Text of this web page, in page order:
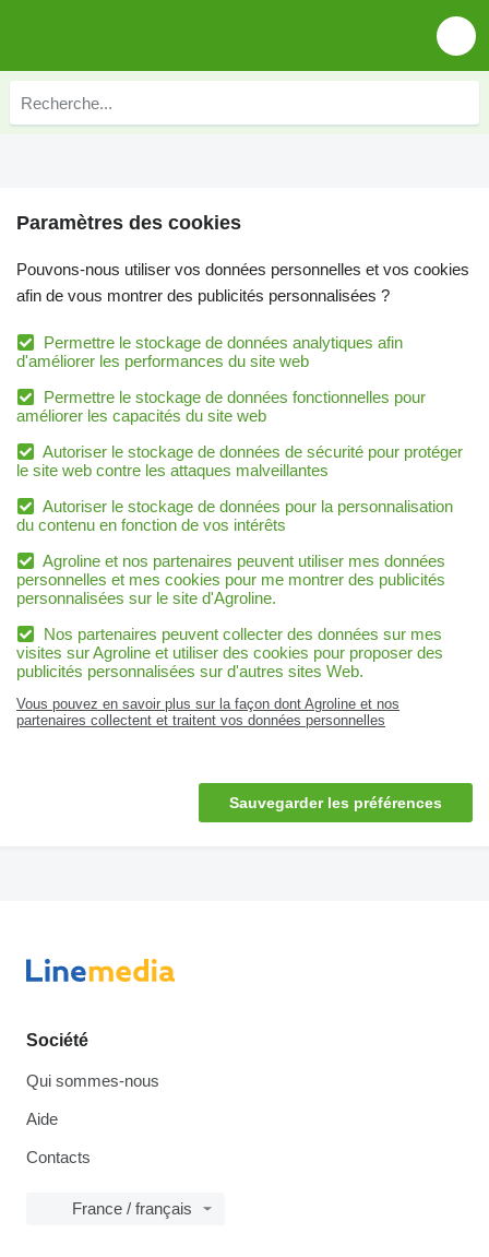
Paramètres des cookies
Pouvons-nous utiliser vos données personnelles et vos cookies
afin de vous montrer des publicités personnalisées ?
Permettre le stockage de données analytiques afin
d'améliorer les performances du site web
Permettre le stockage de données fonctionnelles pour
améliorer les capacités du site web
Autoriser le stockage de données de sécurité pour protéger
le site web contre les attaques malveillantes
Autoriser le stockage de données pour la personnalisation
du contenu en fonction de vos intérêts
Agroline et nos partenaires peuvent utiliser mes données
personnelles et mes cookies pour me montrer des publicités
personnalisées sur le site d'Agroline.
Nos partenaires peuvent collecter des données sur mes
visites sur Agroline et utiliser des cookies pour proposer des
publicités personnalisées sur d'autres sites Web.
Vous pouvez en savoir plus sur la façon dont Agroline et nos
partenaires collectent et traitent vos données personnelles
Société
Qui sommes-nous
Aide
Contacts
France / français